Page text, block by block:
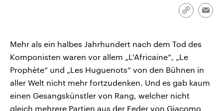
Link
Mehr als ein halbes Jahrhundert nach dem Tod des
Komponisten waren vor allem „L'Africaine“, „Le
Prophète“ und „Les Huguenots“ von den Bühnen in
aller Welt nicht mehr fortzudenken. Und es gab kaum
einen Gesangskünstler von Rang, welcher nicht
gleich mehrere Partien aus der Feder von Giacomo